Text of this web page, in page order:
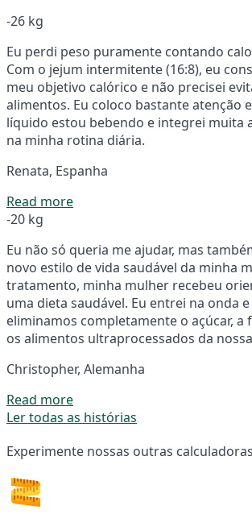
-26 kg
Eu perdi peso puramente contando
Com o jejum intermitente (16:8), eu
meu objetivo calórico e não precisei
alimentos. Eu coloco bastante atenção
líquido estou bebendo e integrei muita
na minha rotina diária.
Renata, Espanha
Read more
-20 kg
Eu não só queria me ajudar, mas
novo estilo de vida saudável da minha
tratamento, minha mulher recebeu
uma dieta saudável. Eu entrei na onda
eliminamos completamente o açúcar, a
os alimentos ultraprocessados da
Christopher, Alemanha
Read more
Ler todas as histórias
Experimente nossas outras calculadoras